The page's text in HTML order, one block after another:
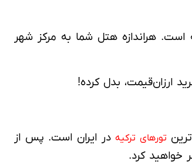
است. هراندازه هتل شما به مرکز شهر
تورهای ترکیهدر ایران است. پس از